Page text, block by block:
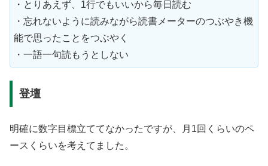
・とりあえず、1行でもいいから毎日読む
・忘れないように読みながら読書メーターのつぶやき機
能で思ったことをつぶやく
・一語一句読もうとしない
登壇
明確に数字目標立ててなかったですが、月1回くらいのペ
ースくらいを考えてました。